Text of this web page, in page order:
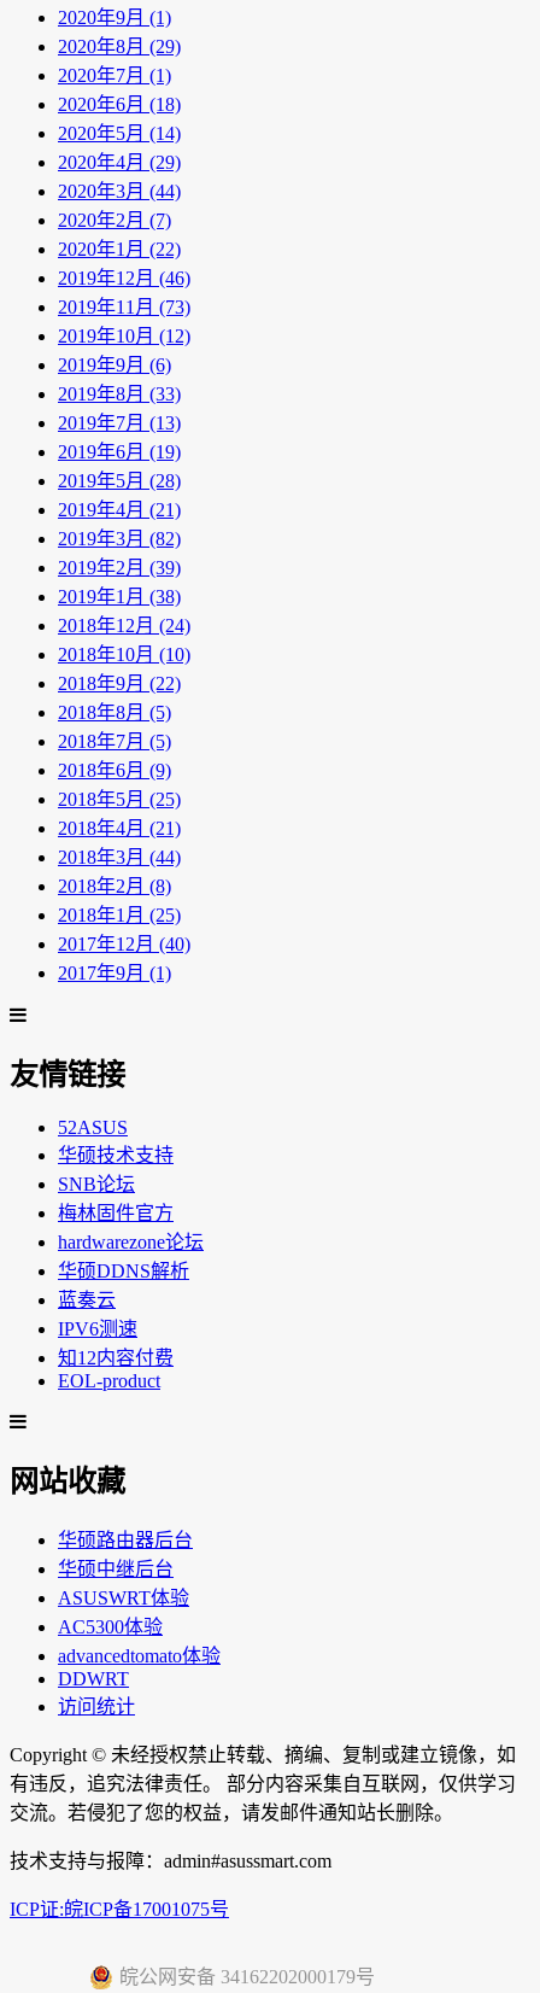
2020年9月 (1)
2020年8月 (29)
2020年7月 (1)
2020年6月 (18)
2020年5月 (14)
2020年4月 (29)
2020年3月 (44)
2020年2月 (7)
2020年1月 (22)
2019年12月 (46)
2019年11月 (73)
2019年10月 (12)
2019年9月 (6)
2019年8月 (33)
2019年7月 (13)
2019年6月 (19)
2019年5月 (28)
2019年4月 (21)
2019年3月 (82)
2019年2月 (39)
2019年1月 (38)
2018年12月 (24)
2018年10月 (10)
2018年9月 (22)
2018年8月 (5)
2018年7月 (5)
2018年6月 (9)
2018年5月 (25)
2018年4月 (21)
2018年3月 (44)
2018年2月 (8)
2018年1月 (25)
2017年12月 (40)
2017年9月 (1)
友情链接
52ASUS
华硕技术支持
SNB论坛
梅林固件官方
hardwarezone论坛
华硕DDNS解析
蓝奏云
IPV6测速
知12内容付费
EOL-product
网站收藏
华硕路由器后台
华硕中继后台
ASUSWRT体验
AC5300体验
advancedtomato体验
DDWRT
访问统计
Copyright © 未经授权禁止转载、摘编、复制或建立镜像，如
有违反，追究法律责任。 部分内容采集自互联网，仅供学习
交流。若侵犯了您的权益，请发邮件通知站长删除。
技术支持与报障：admin#asussmart.com
ICP证:皖ICP备17001075号
皖公网安备 34162202000179号